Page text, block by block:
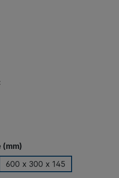
auswählen
600 x 300 x 145